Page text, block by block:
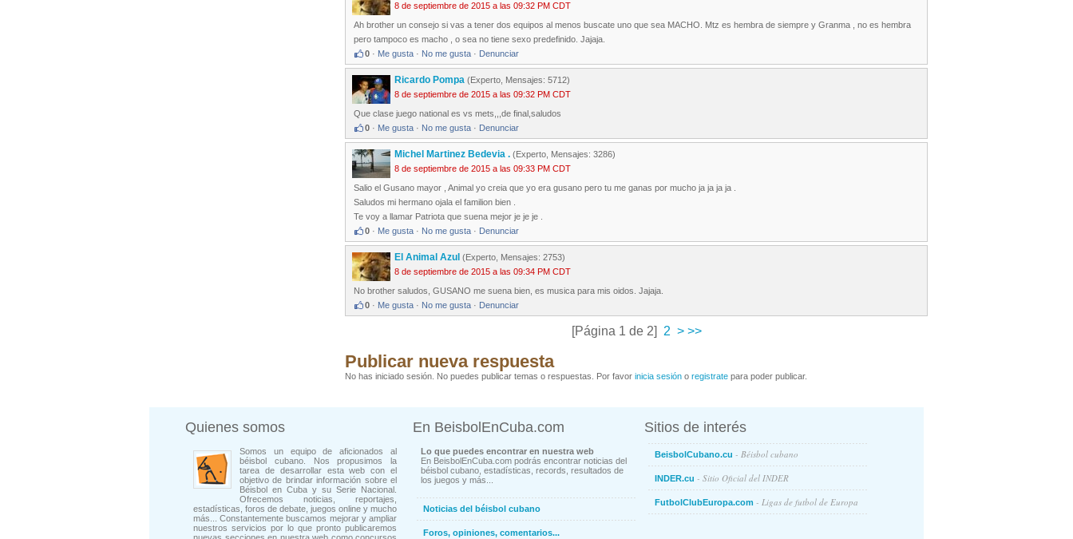
8 de septiembre de 2015 a las 09:32 PM CDT
Ah brother un consejo si vas a tener dos equipos al menos buscate uno que sea MACHO. Mtz es hembra de siempre y Granma , no es hembra
pero tampoco es macho , o sea no tiene sexo predefinido. Jajaja.
0 · Me gusta · No me gusta · Denunciar
Ricardo Pompa (Experto, Mensajes: 5712)
8 de septiembre de 2015 a las 09:32 PM CDT
Que clase juego national es vs mets,,,de final,saludos
0 · Me gusta · No me gusta · Denunciar
Michel Martinez Bedevia . (Experto, Mensajes: 3286)
8 de septiembre de 2015 a las 09:33 PM CDT
Salio el Gusano mayor , Animal yo creia que yo era gusano pero tu me ganas por mucho ja ja ja ja .
Saludos mi hermano ojala el familion bien .
Te voy a llamar Patriota que suena mejor je je je .
0 · Me gusta · No me gusta · Denunciar
El Animal Azul (Experto, Mensajes: 2753)
8 de septiembre de 2015 a las 09:34 PM CDT
No brother saludos, GUSANO me suena bien, es musica para mis oidos. Jajaja.
0 · Me gusta · No me gusta · Denunciar
[Página 1 de 2] 2 >>>
Publicar nueva respuesta
No has iniciado sesión. No puedes publicar temas o respuestas. Por favor inicia sesión o registrate para poder publicar.
Quienes somos
Somos un equipo de aficionados al
béisbol cubano. Nos propusimos la
tarea de desarrollar esta web con el
objetivo de brindar información sobre el
Béisbol en Cuba y su Serie Nacional.
Ofrecemos noticias, reportajes,
estadísticas, foros de debate, juegos online y mucho
más... Constantemente buscamos mejorar y ampliar
nuestros servicios por lo que pronto publicaremos
En BeisbolEnCuba.com
Lo que puedes encontrar en nuestra web
En BeisbolEnCuba.com podrás encontrar noticias del
béisbol cubano, estadísticas, records, resultados de
los juegos y más...
Noticias del béisbol cubano
Foros, opiniones, comentarios...
Sitios de interés
BeisbolCubano.cu - Béisbol cubano
INDER.cu - Sitio Oficial del INDER
FutbolClubEuropa.com - Ligas de futbol de Europa